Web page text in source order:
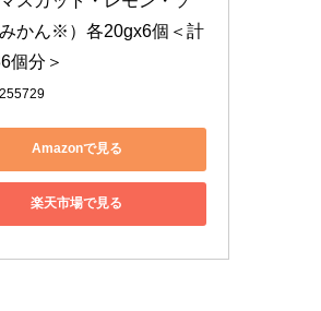
かん※）各20gx6個＜計
個分＞
Amazonで見る
楽天市場で見る